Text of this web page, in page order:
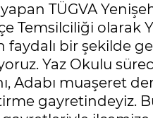
TÜGVA
Temsilciliği
faydalı bir şekilde
Yaz Okulu
Adabı muaşeret
gayretindeyiz.